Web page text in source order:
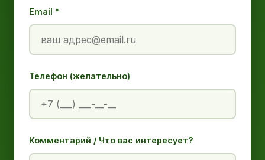
Email *
Телефон (желательно)
Комментарий / Что вас интересует?